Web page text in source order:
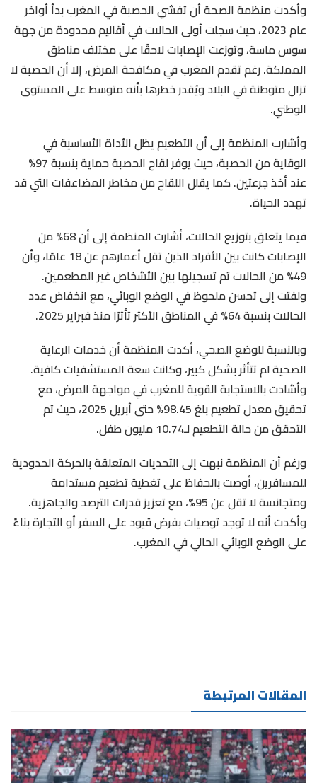
وأكدت منظمة الصحة أن تفشي الحصبة في المغرب بدأ أواخر
عام 2023، حيث سجلت أولى الحالات في أقاليم محدودة من جهة
سوس ماسة، وتوزعت الإصابات لاحقًا على مختلف مناطق
المملكة. رغم تقدم المغرب في مكافحة المرض، إلا أن الحصبة لا
تزال متوطنة في البلاد ويُقدر خطرها بأنه متوسط على المستوى
الوطني.
وأشارت المنظمة إلى أن التطعيم يظل الأداة الأساسية في
الوقاية من الحصبة، حيث يوفر لقاح الحصبة حماية بنسبة 97%
عند أخذ جرعتين. كما يقلل اللقاح من مخاطر المضاعفات التي قد
تهدد الحياة.
فيما يتعلق بتوزيع الحالات، أشارت المنظمة إلى أن 68% من
الإصابات كانت بين الأفراد الذين تقل أعمارهم عن 18 عامًا، وأن
49% من الحالات تم تسجيلها بين الأشخاص غير المطعمين.
ولفتت إلى تحسن ملحوظ في الوضع الوبائي، مع انخفاض عدد
الحالات بنسبة 64% في المناطق الأكثر تأثرًا منذ فبراير 2025.
وبالنسبة للوضع الصحي، أكدت المنظمة أن خدمات الرعاية
الصحية لم تتأثر بشكل كبير، وكانت سعة المستشفيات كافية.
وأشادت بالاستجابة القوية للمغرب في مواجهة المرض، مع
تحقيق معدل تطعيم بلغ 98.45% حتى أبريل 2025، حيث تم
التحقق من حالة التطعيم لـ10.74 مليون طفل.
ورغم أن المنظمة نبهت إلى التحديات المتعلقة بالحركة الحدودية
للمسافرين، أوصت بالحفاظ على تغطية تطعيم مستدامة
ومتجانسة لا تقل عن 95%، مع تعزيز قدرات الترصد والجاهزية.
وأكدت أنه لا توجد توصيات بفرض قيود على السفر أو التجارة بناءً
على الوضع الوبائي الحالي في المغرب.
المقالات المرتبطة